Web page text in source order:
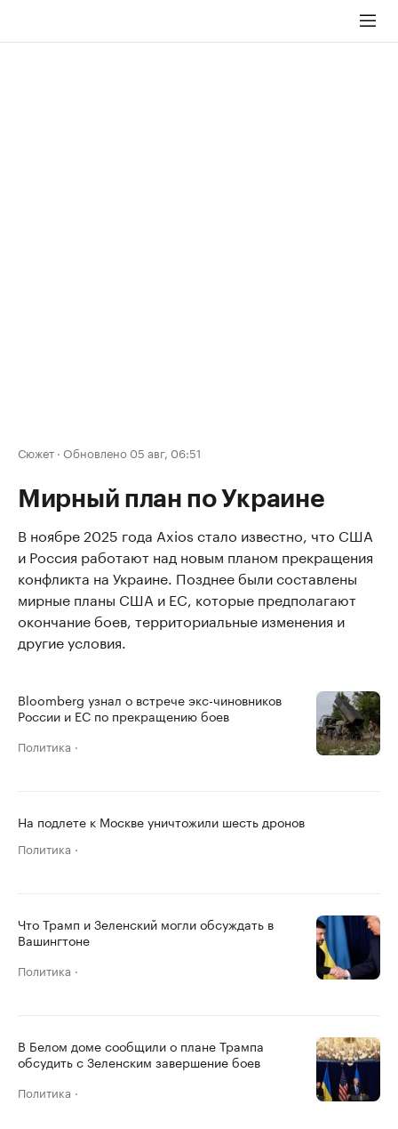
Сюжет · Обновлено 05 авг, 06:51
Мирный план по Украине
В ноябре 2025 года Axios стало известно, что США
и Россия работают над новым планом прекращения
конфликта на Украине. Позднее были составлены
мирные планы США и ЕС, которые предполагают
окончание боев, территориальные изменения и
другие условия.
Bloomberg узнал о встрече экс-чиновников
России и ЕС по прекращению боев
Политика
На подлете к Москве уничтожили шесть дронов
Политика
Что Трамп и Зеленский могли обсуждать в
Вашингтоне
Политика
В Белом доме сообщили о плане Трампа
обсудить с Зеленским завершение боев
Политика